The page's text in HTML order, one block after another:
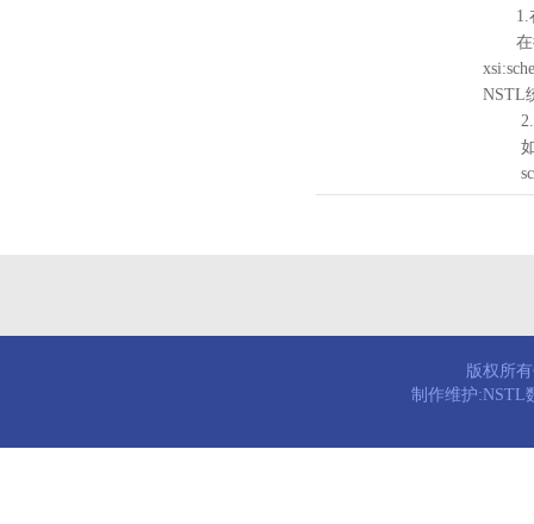
1.
在待
NSTL
2.
如需
版权所
制作维护:NSTL